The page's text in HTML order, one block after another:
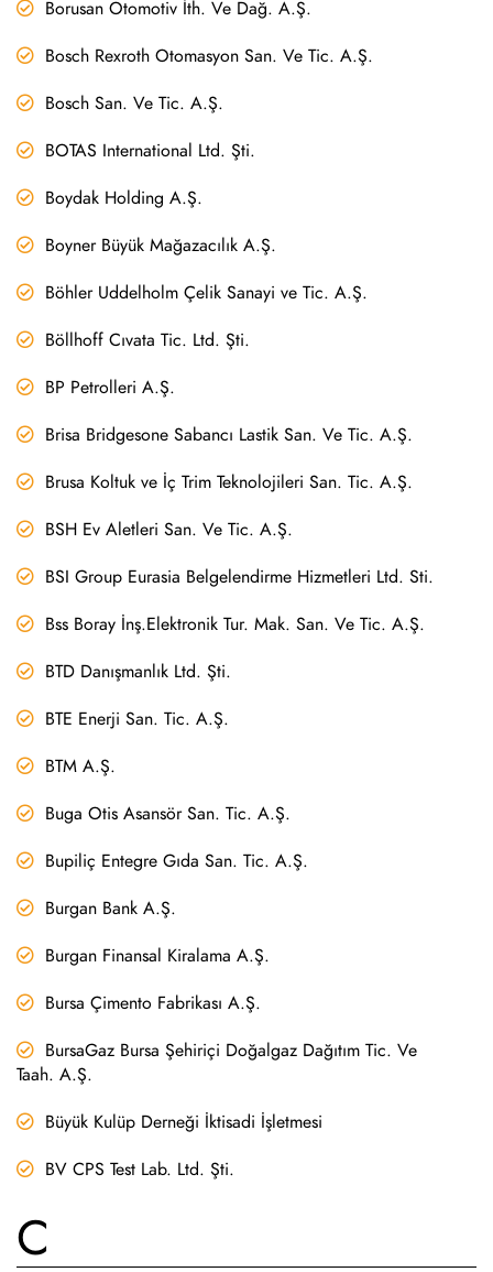
Borusan Otomotiv İth. Ve Dağ. A.Ş.
Bosch Rexroth Otomasyon San. Ve Tic. A.Ş.
Bosch San. Ve Tic. A.Ş.
BOTAS International Ltd. Şti.
Boydak Holding A.Ş.
Boyner Büyük Mağazacılık A.Ş.
Böhler Uddelholm Çelik Sanayi ve Tic. A.Ş.
Böllhoff Cıvata Tic. Ltd. Şti.
BP Petrolleri A.Ş.
Brisa Bridgesone Sabancı Lastik San. Ve Tic. A.Ş.
Brusa Koltuk ve İç Trim Teknolojileri San. Tic. A.Ş.
BSH Ev Aletleri San. Ve Tic. A.Ş.
BSI Group Eurasia Belgelendirme Hizmetleri Ltd. Sti.
Bss Boray İnş.Elektronik Tur. Mak. San. Ve Tic. A.Ş.
BTD Danışmanlık Ltd. Şti.
BTE Enerji San. Tic. A.Ş.
BTM A.Ş.
Buga Otis Asansör San. Tic. A.Ş.
Bupiliç Entegre Gıda San. Tic. A.Ş.
Burgan Bank A.Ş.
Burgan Finansal Kiralama A.Ş.
Bursa Çimento Fabrikası A.Ş.
BursaGaz Bursa Şehiriçi Doğalgaz Dağıtım Tic. Ve
Taah. A.Ş.
Büyük Kulüp Derneği İktisadi İşletmesi
BV CPS Test Lab. Ltd. Şti.
C